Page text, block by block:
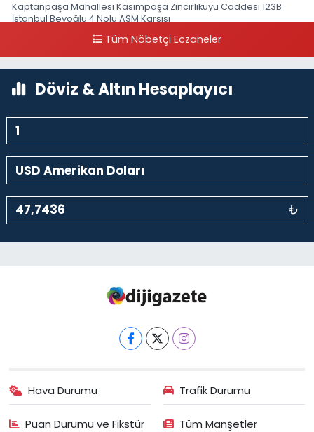
Kaptanpaşa Mahallesi Kasımpaşa Zincirlikuyu Caddesi 123B
İstanbul Beyoğlu 4 Nolu ASM Karşısı
0 (212) 297 96 92 Yol Tarifi Al
Tüm Nöbetçi Eczaneler
Döviz & Altın Hesaplayıcı
₺
Hava Durumu Trafik Durumu
Puan Durumu ve Fikstür Tüm Manşetler